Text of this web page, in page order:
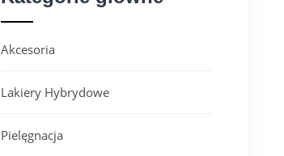
Akcesoria
Lakiery Hybrydowe
Pielęgnacja